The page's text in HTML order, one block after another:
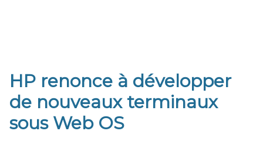
HP renonce à développer
de nouveaux terminaux
sous Web OS